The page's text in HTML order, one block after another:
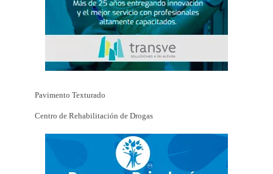
Pavimento Texturado
Centro de Rehabilitación de Drogas